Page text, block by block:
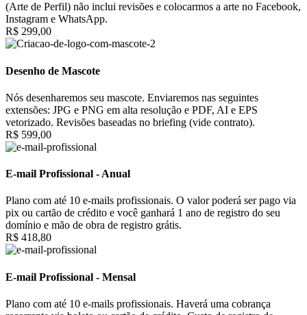
(Arte de Perfil) não inclui revisões e colocarmos a arte no Facebook,
Instagram e WhatsApp.
R$ 299,00
Desenho de Mascote
Nós desenharemos seu mascote. Enviaremos nas seguintes
extensões: JPG e PNG em alta resolução e PDF, AI e EPS
vetorizado. Revisões baseadas no briefing (vide contrato).
R$ 599,00
E-mail Profissional - Anual
Plano com até 10 e-mails profissionais. O valor poderá ser pago via
pix ou cartão de crédito e você ganhará 1 ano de registro do seu
domínio e mão de obra de registro grátis.
R$ 418,80
E-mail Profissional - Mensal
Plano com até 10 e-mails profissionais. Haverá uma cobrança